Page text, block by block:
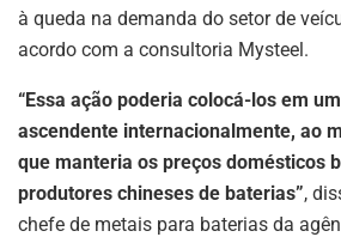
à queda na demanda do setor de
acordo com a consultoria Mysteel.
“Essa ação poderia colocá-los em
ascendente internacionalmente, ao
que manteria os preços domésticos
produtores chineses de baterias”,
chefe de metais para baterias da